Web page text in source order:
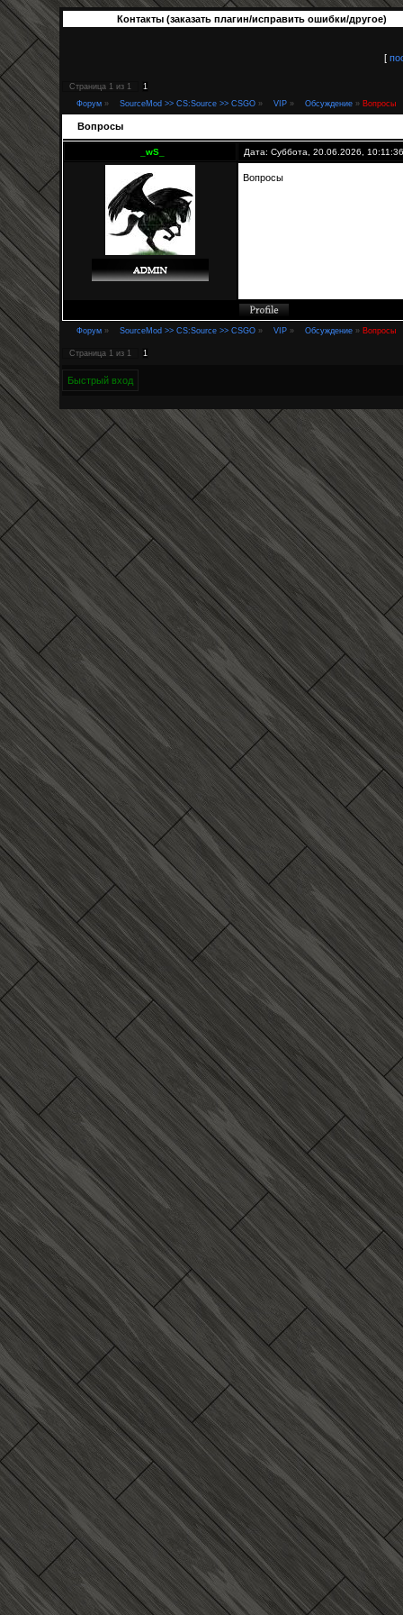
Контакты (заказать плагин/исправить ошибки/другое)
[
Страница 1 из 1
1
Форум » SourceMod >> CS:Source >> CSGO » VIP » Обсуждение » Вопросы
Вопросы
_wS_ Дата: Суббота, 20.06.2026,
Вопросы
Форум » SourceMod >> CS:Source >> CSGO » VIP » Обсуждение » Вопросы
Страница 1 из 1 1